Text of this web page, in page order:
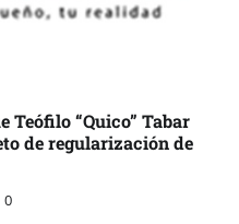
Teófilo “Quico” Tabar
de regularización de
0